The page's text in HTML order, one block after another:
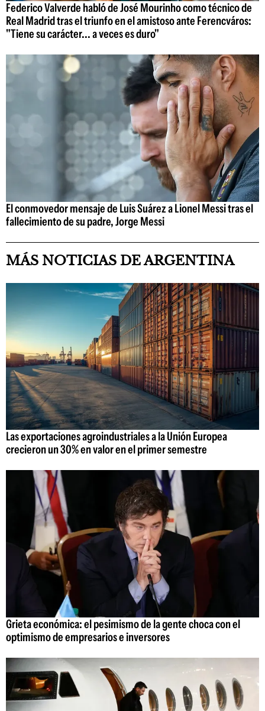
Federico Valverde habló de José Mourinho como técnico de
Real Madrid tras el triunfo en el amistoso ante Ferencváros:
"Tiene su carácter... a veces es duro"
El conmovedor mensaje de Luis Suárez a Lionel Messi tras el
fallecimiento de su padre, Jorge Messi
MÁS NOTICIAS DE ARGENTINA
Las exportaciones agroindustriales a la Unión Europea
crecieron un 30% en valor en el primer semestre
Grieta económica: el pesimismo de la gente choca con el
optimismo de empresarios e inversores